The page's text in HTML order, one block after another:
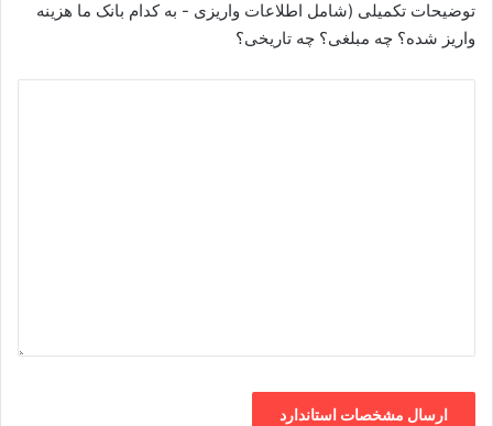
توضیحات تکمیلی (شامل اطلاعات واریزی - به کدام بانک ما هزینه
واریز شده؟ چه مبلغی؟ چه تاریخی؟